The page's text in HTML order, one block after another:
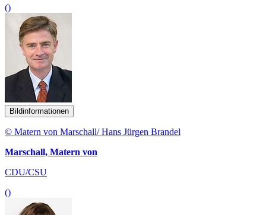
()
Bildinformationen
© Matern von Marschall/ Hans Jürgen Brandel
Marschall, Matern von
CDU/CSU
()